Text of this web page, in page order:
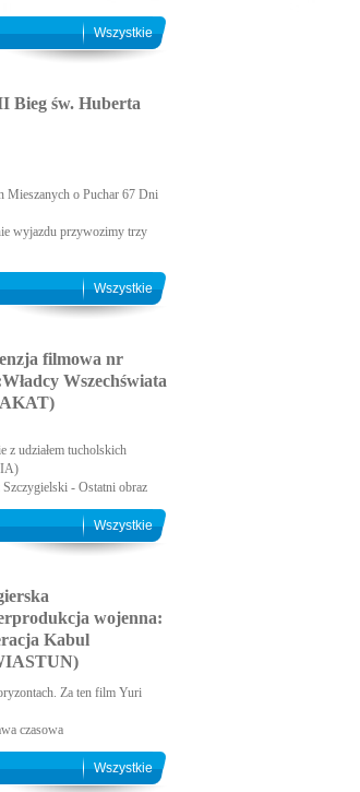
Wszystkie
Bieg św. Huberta
o Puchar 67 Dni
wyjazdu przywozimy trzy
Wszystkie
filmowa nr
Wszechświata
udziałem tucholskich
- Ostatni obraz
Wszystkie
wojenna:
Kabul
Za ten film Yuri
czasowa
Wszystkie